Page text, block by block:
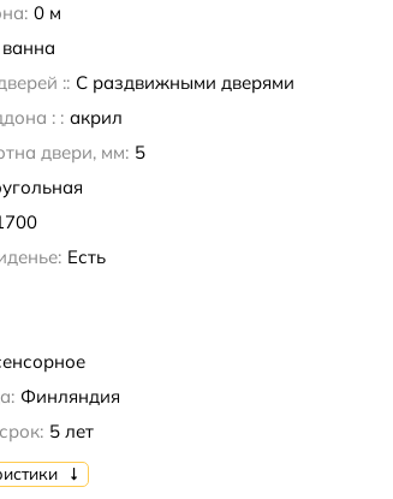
0 м
ванна
:: С раздвижными дверями
: : акрил
двери, мм: 5
Есть
Финляндия
5 лет